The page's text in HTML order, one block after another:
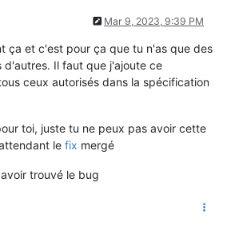
Mar 9, 2023, 9:39 PM
ça et c'est pour ça que tu n'as que des
d'autres. Il faut que j'ajoute ce
ceux autorisés dans la spécification
toi, juste tu ne peux pas avoir cette
le fix mergé
trouvé le bug